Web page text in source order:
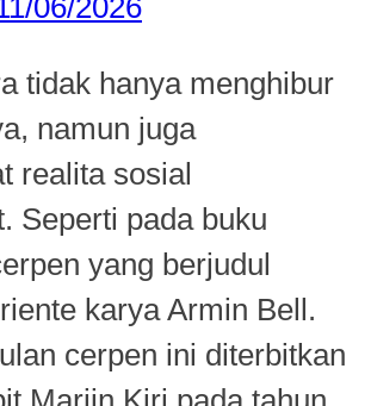
06/2026
tidak hanya menghibur
namun juga
realita sosial
Seperti pada buku
yang berjudul
karya Armin Bell.
cerpen ini diterbitkan